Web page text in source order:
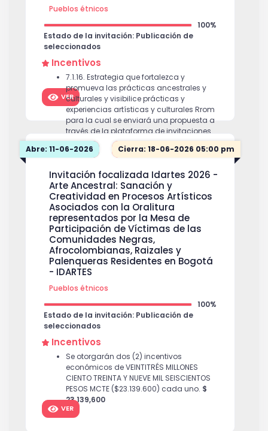
Pueblos étnicos
100%
Estado de la invitación: Publicación de
seleccionados
Incentivos
7.1.16. Estrategia que fortalezca y
promueva las prácticas ancestrales y
culturales y visibilice prácticas y
experiencias artísticas y culturales Rrom
para la cual se enviará una propuesta a
través de la plataforma de invitaciones
culturales, la cual incluirá los artistas
avalados por el Consejo Consultivo
18,400,000
VER
Abre: 11-06-2026 Cierra: 18-06-2026 05:00 pm
Invitación focalizada Idartes 2026 -
Arte Ancestral: Sanación y
Creatividad en Procesos Artísticos
Asociados con la Oralitura
representados por la Mesa de
Participación de Víctimas de las
Comunidades Negras,
Afrocolombianas, Raizales y
Palenqueras Residentes en Bogotá
- IDARTES
Pueblos étnicos
100%
Estado de la invitación: Publicación de
seleccionados
Incentivos
Se otorgarán dos (2) incentivos
económicos de VEINTITRÉS MILLONES
CIENTO TREINTA Y NUEVE MIL SEISCIENTOS
PESOS MCTE ($23.139.600) cada uno. $
23,139,600
VER